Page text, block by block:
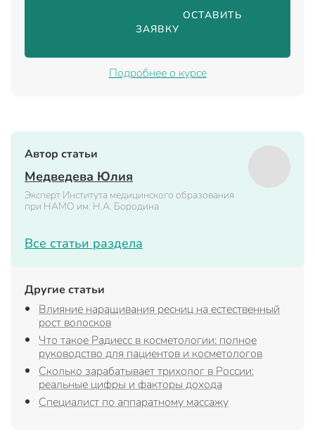
                                ОСТАВИТЬ
ЗАЯВКУ
Подробнее о курсе
Автор статьи
Медведева Юлия
Эксперт Института медицинского образования
при НАМО им. Н.А. Бородина
Все статьи раздела
Другие статьи
Влияние наращивания ресниц на естественный
рост волосков
Что такое Радиесс в косметологии: полное
руководство для пациентов и косметологов
Сколько зарабатывает трихолог в России:
реальные цифры и факторы дохода
Специалист по аппаратному массажу